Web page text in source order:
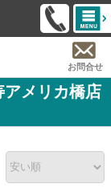
お問合せ
アメリカ橋店